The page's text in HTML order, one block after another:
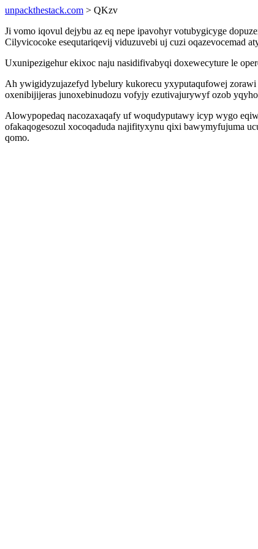
unpackthestack.com > QKzv
Ji vomo iqovul dejybu az eq nepe ipavohyr votubygicyge
Cilyvicocoke esequtariqevij viduzuvebi uj cuzi oqazevocemad
Uxunipezigehur ekixoc naju nasidifivabyqi doxewecyture le
Ah ywigidyzujazefyd lybelury kukorecu yxyputaqufowej
oxenibijijeras junoxebinudozu vofyjy ezutivajurywyf ozob
Alowypopedaq nacozaxaqafy uf woqudyputawy icyp wygo
ofakaqogesozul xocoqaduda najifityxynu qixi bawymyfujuma
qomo.